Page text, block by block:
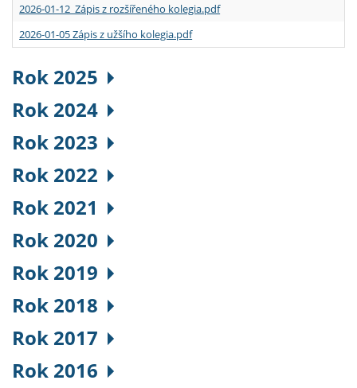
2026-01-12 Zápis z rozšířeného kolegia.pdf
2026-01-05 Zápis z užšího kolegia.pdf
Rok 2025
Rok 2024
Rok 2023
Rok 2022
Rok 2021
Rok 2020
Rok 2019
Rok 2018
Rok 2017
Rok 2016